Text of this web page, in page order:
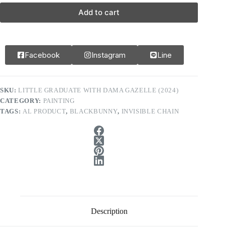
Add to cart
Facebook Instagram Line
SKU:LITTLE GRADUATE WITH DAMA GAZELLE (2024)
CATEGORY: PAINTING
TAGS: AL PRODUCT, BLACKBUNNY, INVISIBLE CHAIN
Description